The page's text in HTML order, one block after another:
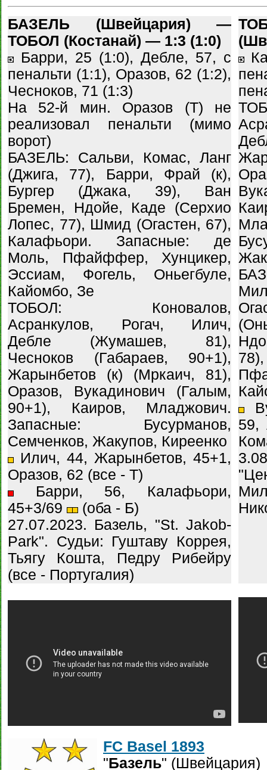
БАЗЕЛЬ (Швейцария) —
ТОБОЛ (Костанай) — 1:3 (1:0)
Барри, 25 (1:0), Дебле, 57, с
пенальти (1:1), Оразов, 62 (1:2),
Чесноков, 71 (1:3)
На 52-й мин. Оразов (Т) не
реализовал пенальти (мимо
ворот)
БАЗЕЛЬ: Сальви, Комас, Ланг
(Джига, 77), Барри, Фрай (к),
Бургер (Джака, 39), Ван
Бремен, Ндойе, Каде (Серхио
Лопес, 77), Шмид (Огастен, 67),
Калафьори. Запасные: де
Моль, Пфайффер, Хунцикер,
Эссиам, Фогель, Оньегбуле,
Кайомбо, Зе
ТОБОЛ: Коновалов,
Асранкулов, Рогач, Илич,
Дебле (Жумашев, 81),
Чесноков (Габараев, 90+1),
Жарынбетов (к) (Мркаич, 81),
Оразов, Вукадинович (Галым,
90+1), Каиров, Младжович.
Запасные: Бусурманов,
Семченков, Жакупов, Киреенко
Илич, 44, Жарынбетов, 45+1,
Оразов, 62 (все - Т)
Барри, 56, Калафьори,
45+3/69
(оба - Б)
27.07.2023. Базель, "St. Jakob-
Park". Судьи: Гуштаву Коррея,
Тьягу Кошта, Педру Рибейру
(все - Португалия)
59,
FC Basel 1893
"Базель" (Швейцария)